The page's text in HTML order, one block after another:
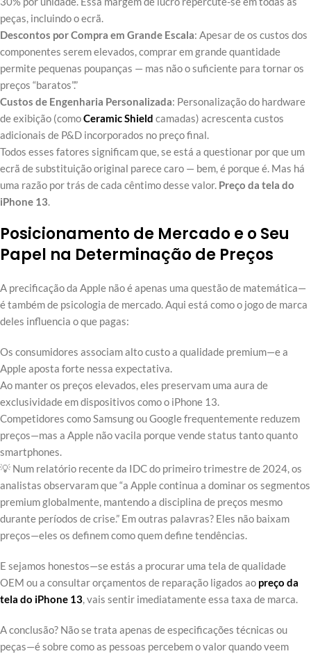
peças, incluindo o ecrã.
Descontos por Compra em Grande Escala: Apesar de os custos dos
componentes serem elevados, comprar em grande quantidade
permite pequenas poupanças — mas não o suficiente para tornar os
preços “baratos”.”
Custos de Engenharia Personalizada: Personalização do hardware
de exibição (comoCeramic Shield camadas) acrescenta custos
adicionais de P&D incorporados no preço final.
Todos esses fatores significam que, se está a questionar por que um
ecrã de substituição original parece caro — bem, é porque é. Mas há
uma razão por trás de cada cêntimo desse valor. Preço da tela do
iPhone 13.
Posicionamento de Mercado e o Seu
Papel na Determinação de Preços
A precificação da Apple não é apenas uma questão de matemática—
é também de psicologia de mercado. Aqui está como o jogo de marca
deles influencia o que pagas:
Os consumidores associam alto custo a qualidade premium—e a
Apple aposta forte nessa expectativa.
Ao manter os preços elevados, eles preservam uma aura de
exclusividade em dispositivos como o iPhone 13.
Competidores como Samsung ou Google frequentemente reduzem
preços—mas a Apple não vacila porque vende status tanto quanto
smartphones.
💡 Num relatório recente da IDC do primeiro trimestre de 2024, os
analistas observaram que “a Apple continua a dominar os segmentos
premium globalmente, mantendo a disciplina de preços mesmo
durante períodos de crise.” Em outras palavras? Eles não baixam
preços—eles os definem como quem define tendências.
E sejamos honestos—se estás a procurar uma tela de qualidade
OEM ou a consultar orçamentos de reparação ligados ao preço da
tela do iPhone 13, vais sentir imediatamente essa taxa de marca.
A conclusão? Não se trata apenas de especificações técnicas ou
peças—é sobre como as pessoas percebem o valor quando veem